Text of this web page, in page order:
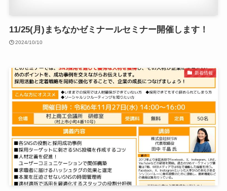
11/25(月)まちなかゼミナールセミナー開催します！
2024/10/10
新着情報